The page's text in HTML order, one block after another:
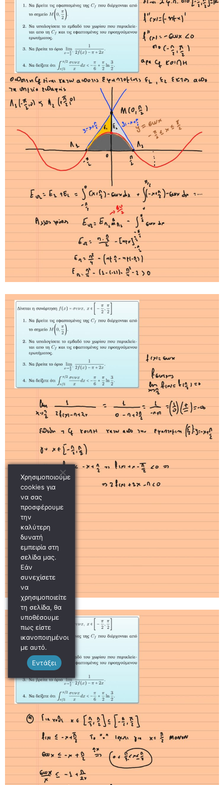
Χρησιμοποιούμε
cookies για
να σας
προσφέρουμε
την
καλύτερη
δυνατή
εμπειρία στη
σελίδα μας.
Εάν
συνεχίσετε
να
χρησιμοποιείτε
τη σελίδα, θα
υποθέσουμε
πως είστε
ικανοποιημένοι
με αυτό.
Εντάξει